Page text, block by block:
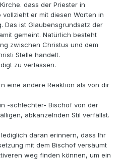
dass der Priester in
er mit diesen Worten in
Das ist Glaubensgrundsatz der
gemeint. Natürlich besteht
zwischen Christus und dem
Stelle handelt.
zu verlassen.
eine andere Reaktion als von dir
-schlechter- Bischof von der
abkanzelnden Stil verfällst.
daran erinnern, dass Ihr
mit dem Bischof versäumt
weg finden können, um ein